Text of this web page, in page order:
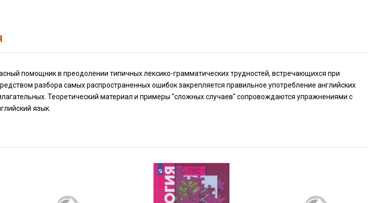
помощник в преодолении типичных лексико-грамматических трудностей, встречающихся при
разбора самых распространенных ошибок закрепляется правильное употребление английских
Теоретический материал и примеры "сложных случаев" сопровождаются упражнениями с
язык.